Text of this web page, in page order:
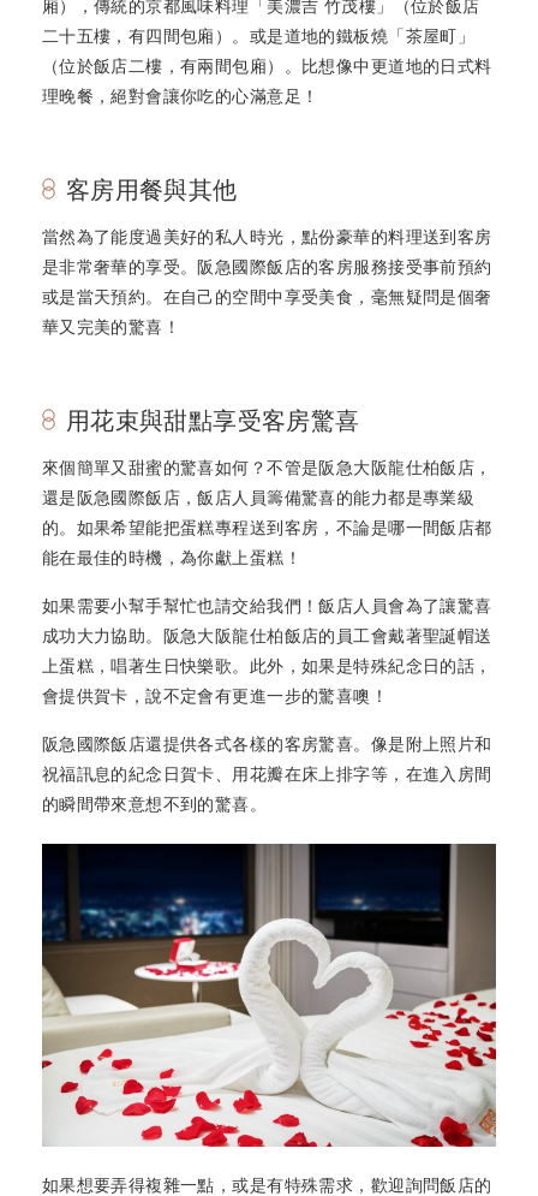
廂），傳統的京都風味料理「美濃吉 竹茂樓」（位於飯店
二十五樓，有四間包廂）。或是道地的鐵板燒「茶屋町」
（位於飯店二樓，有兩間包廂）。比想像中更道地的日式料
理晚餐，絕對會讓你吃的心滿意足！
客房用餐與其他
當然為了能度過美好的私人時光，點份豪華的料理送到客房
是非常奢華的享受。阪急國際飯店的客房服務接受事前預約
或是當天預約。在自己的空間中享受美食，毫無疑問是個奢
華又完美的驚喜！
用花束與甜點享受客房驚喜
來個簡單又甜蜜的驚喜如何？不管是阪急大阪龍仕柏飯店，
還是阪急國際飯店，飯店人員籌備驚喜的能力都是專業級
的。如果希望能把蛋糕專程送到客房，不論是哪一間飯店都
能在最佳的時機，為你獻上蛋糕！
如果需要小幫手幫忙也請交給我們！飯店人員會為了讓驚喜
成功大力協助。阪急大阪龍仕柏飯店的員工會戴著聖誕帽送
上蛋糕，唱著生日快樂歌。此外，如果是特殊紀念日的話，
會提供賀卡，說不定會有更進一步的驚喜噢！
阪急國際飯店還提供各式各樣的客房驚喜。像是附上照片和
祝福訊息的紀念日賀卡、用花瓣在床上排字等，在進入房間
的瞬間帶來意想不到的驚喜。
如果想要弄得複雜一點，或是有特殊需求，歡迎詢問飯店的